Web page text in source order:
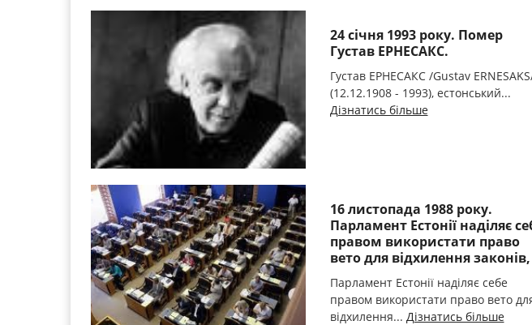
24 січня 1993 року. Помер
Густав ЕРНЕСАКС.
Густав ЕРНЕСАКС /Gustav
(12.12.1908 - 1993), естонський...
Дізнатись більше
16 листопада 1988 року.
Парламент Естонії наділяє
правом використати право
вето для відхилення законів,
Парламент Естонії наділяє себе
правом використати право вето
відхилення... Дізнатись більше